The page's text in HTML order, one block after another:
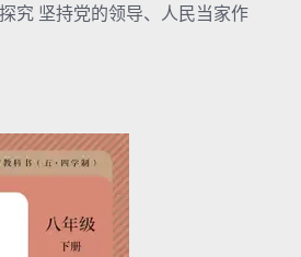
持党的领导、人民当家作